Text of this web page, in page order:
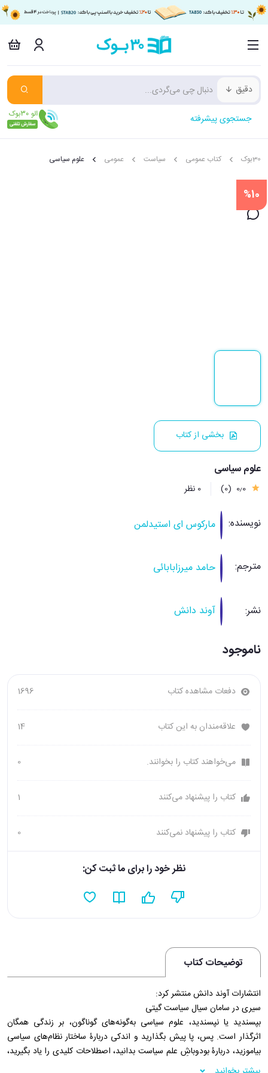
دقیق
جستجوی پیشرفته
30بوک کتاب عمومی سیاست عمومی علوم سیاسی
%10
بخشی از کتاب
علوم سیاسی
0٫0 (0) 0 نظر
نویسنده: مارکوس ای استیدلمن
مترجم: حامد میرزابابائی
نشر: آوند دانش
ناموجود
دفعات مشاهده کتاب 1696
علاقه‌مندان به این کتاب 14
می‌خواهند کتاب را بخوانند. 0
کتاب را پیشنهاد می‌کنند 1
کتاب را پیشنهاد نمی‌کنند 0
نظر خود را برای ما ثبت کن:
توضیحات کتاب
انتشارات آوند دانش منتشر کرد:
سیری در سامان سیال سیاست گیتی
بپسندید یا نپسندید، علوم سیاسی به‌گونه‌های گوناگون، بر زندگی همگان
اثرگذار است. پس، پا پیش بگذارید و اندکی دربارۀ ساختار نظام‌های سیاسی
بیاموزید، دربارۀ بودوباشِ علم سیاست بدانید، اصطلاحات کلیدی را یاد بگیرید،
انواع رژیم‌های اقتدارگرا را بشناسید، مبانی فکریِ ایدئولوژی‌های سیاسی را